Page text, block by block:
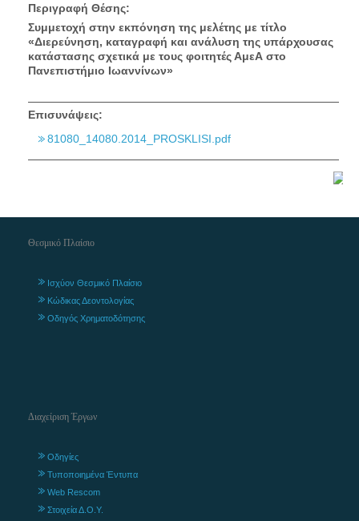
Περιγραφή Θέσης:
Συμμετοχή στην εκπόνηση της μελέτης με τίτλο
«Διερεύνηση, καταγραφή και ανάλυση της υπάρχουσας
κατάστασης σχετικά με τους φοιτητές ΑμεΑ στο
Πανεπιστήμιο Ιωαννίνων»
Επισυνάψεις:
81080_14080.2014_PROSKLISI.pdf
Θεσμικό Πλαίσιο
Ισχύον Θεσμικό Πλαίσιο
Κώδικας Δεοντολογίας
Οδηγός Χρηματοδότησης
Διαχείριση Έργων
Οδηγίες
Τυποποιημένα Έντυπα
Web Rescom
Στοιχεία Δ.Ο.Υ.